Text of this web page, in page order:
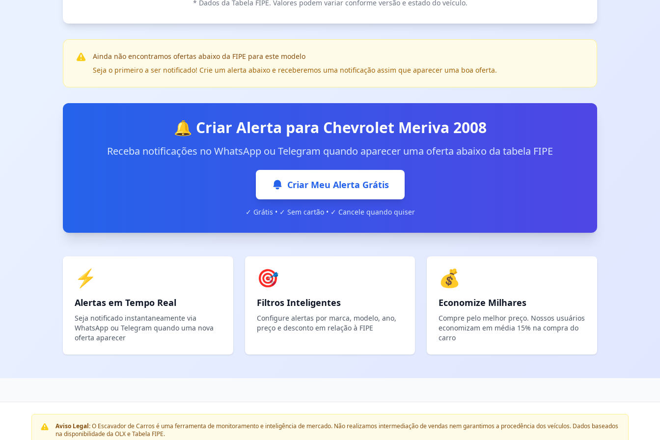
* Dados da Tabela FIPE. Valores podem variar conforme versão e estado do veículo.
Ainda não encontramos ofertas abaixo da FIPE para este modelo
Seja o primeiro a ser notificado! Crie um alerta abaixo e receberemos uma notificação assim que aparecer uma boa oferta.
🔔 Criar Alerta para Chevrolet Meriva 2008
Receba notificações no WhatsApp ou Telegram quando aparecer uma oferta abaixo da tabela FIPE
Criar Meu Alerta Grátis
✓ Grátis • ✓ Sem cartão • ✓ Cancele quando quiser
⚡
Alertas em Tempo Real
Seja notificado instantaneamente via
WhatsApp ou Telegram quando uma nova
oferta aparecer
🎯
Filtros Inteligentes
Configure alertas por marca, modelo, ano,
preço e desconto em relação à FIPE
💰
Economize Milhares
Compre pelo melhor preço. Nossos usuários
economizam em média 15% na compra do
carro
Aviso Legal:O Escavador de Carros é uma ferramenta de monitoramento e inteligência de mercado. Não realizamos intermediação de vendas nem garantimos a procedência dos veículos. Dados baseados
na disponibilidade da OLX e Tabela FIPE.